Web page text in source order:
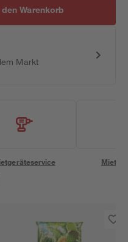
den Warenkorb
Markt